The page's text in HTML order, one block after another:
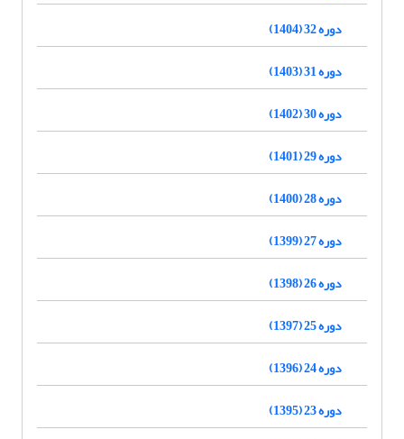
دوره 32 (1404)
دوره 31 (1403)
دوره 30 (1402)
دوره 29 (1401)
دوره 28 (1400)
دوره 27 (1399)
دوره 26 (1398)
دوره 25 (1397)
دوره 24 (1396)
دوره 23 (1395)